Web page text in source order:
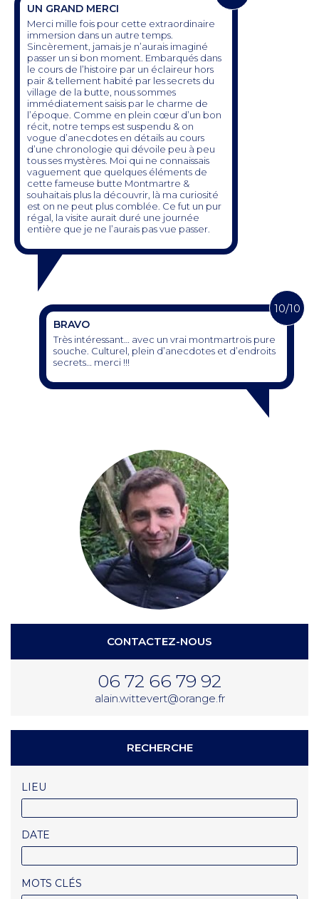
CONTACTEZ-NOUS
06 72 66 79 92
alain.wittevert@orange.fr
RECHERCHE
LIEU
DATE
MOTS CLÉS
UN GRAND MERCI
Merci mille fois pour cette extraordinaire
immersion dans un autre temps.
Sincèrement, jamais je n’aurais imaginé
passer un si bon moment. Embarqués dans
le cours de l’histoire par un éclaireur hors
pair & tellement habité par les secrets du
village de la butte, nous sommes
immédiatement saisis par le charme de
l’époque. Comme en plein cœur d’un bon
récit, notre temps est suspendu & on
vogue d’anecdotes en détails au cours
d’une chronologie qui dévoile peu à peu
tous ses mystères. Moi qui ne connaissais
vaguement que quelques éléments de
cette fameuse butte Montmartre &
souhaitais plus la découvrir, là ma curiosité
est on ne peut plus comblée. Ce fut un pur
régal, la visite aurait duré une journée
entière que je ne l’aurais pas vue passer.
10/10
BRAVO
Très intéressant… avec un vrai montmartrois pure
souche. Culturel, plein d’anecdotes et d’endroits
secrets… merci !!!